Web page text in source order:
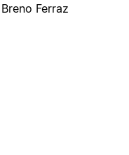
Breno Ferraz